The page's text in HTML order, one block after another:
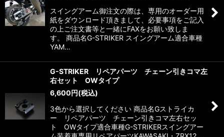
スイングアーム御注文の際は、専用のオーダー用
紙をダウンロード頂きまして、必要事項をご記入
の上ご注文書等と一緒にFAXをお願い致しま
す。 商品名G-STRIKER スイングアーム適合車種
YAM…
G-STRIKER リペアパーツ チェーン引きコマ左
右セット OWタイプ
6,600 円(税込)
3色から選択してください 商品名Gストライカ
ー リペアパーツ チェーン引きコマ左右セッ
ト OWタイプ適合車種G-STRIKERスイングアー